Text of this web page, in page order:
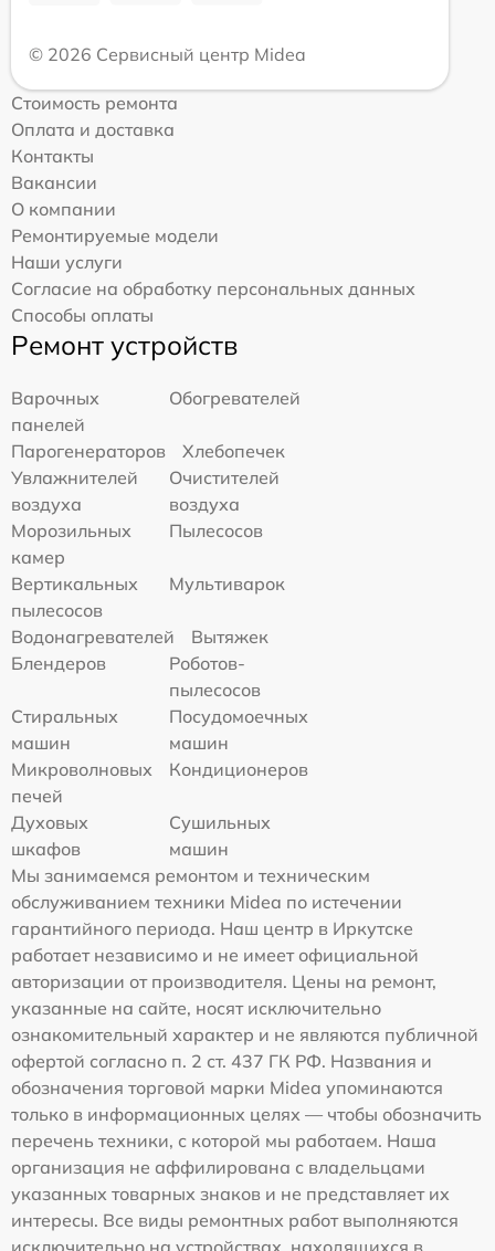
© 2026 Сервисный центр Midea
Стоимость ремонта
Оплата и доставка
Контакты
Вакансии
О компании
Ремонтируемые модели
Наши услуги
Согласие на обработку персональных данных
Способы оплаты
Ремонт устройств
Варочных
панелей
Обогревателей
Парогенераторов
Хлебопечек
Увлажнителей
воздуха
Очистителей
воздуха
Морозильных
камер
Пылесосов
Вертикальных
пылесосов
Мультиварок
Водонагревателей
Вытяжек
Блендеров
Роботов-
пылесосов
Стиральных
машин
Посудомоечных
машин
Микроволновых
печей
Кондиционеров
Духовых
шкафов
Сушильных
машин
Мы занимаемся ремонтом и техническим
обслуживанием техники Midea по истечении
гарантийного периода. Наш центр в Иркутске
работает независимо и не имеет официальной
авторизации от производителя. Цены на ремонт,
указанные на сайте, носят исключительно
ознакомительный характер и не являются публичной
офертой согласно п. 2 ст. 437 ГК РФ. Названия и
обозначения торговой марки Midea упоминаются
только в информационных целях — чтобы обозначить
перечень техники, с которой мы работаем. Наша
организация не аффилирована с владельцами
указанных товарных знаков и не представляет их
интересы. Все виды ремонтных работ выполняются
исключительно на устройствах, находящихся в